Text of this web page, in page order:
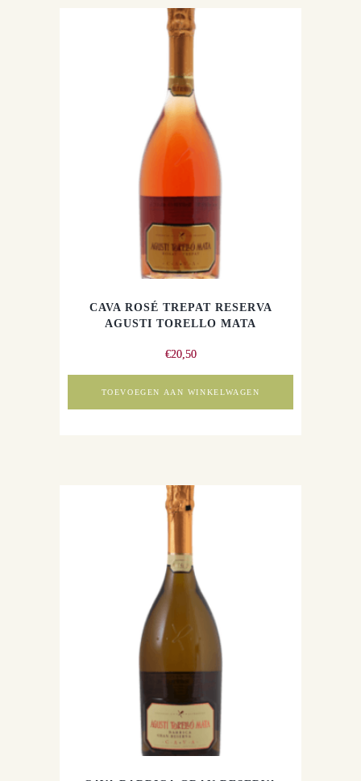
CAVA ROSÉ TREPAT RESERVA
AGUSTI TORELLO MATA
€20,50
TOEVOEGEN AAN WINKELWAGEN